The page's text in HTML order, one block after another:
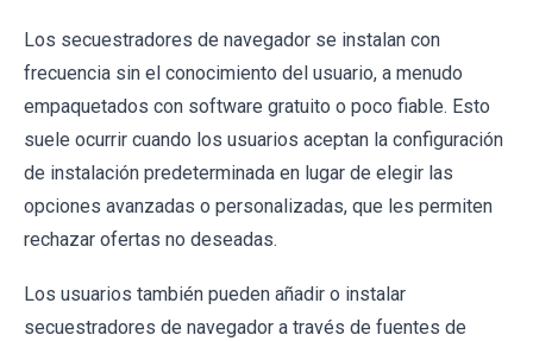
Los secuestradores de navegador se instalan con
frecuencia sin el conocimiento del usuario, a menudo
empaquetados con software gratuito o poco fiable. Esto
suele ocurrir cuando los usuarios aceptan la configuración
de instalación predeterminada en lugar de elegir las
opciones avanzadas o personalizadas, que les permiten
rechazar ofertas no deseadas.
Los usuarios también pueden añadir o instalar
secuestradores de navegador a través de fuentes de